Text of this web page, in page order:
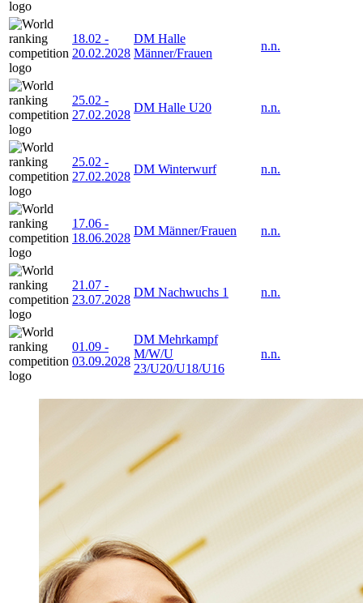
18.02 -
20.02.2028
DM Halle
Männer/Frauen
n.n.
25.02 -
27.02.2028
DM Halle U20 n.n.
25.02 -
27.02.2028
DM Winterwurf n.n.
17.06 -
18.06.2028
DM Männer/Frauen n.n.
21.07 -
23.07.2028
DM Nachwuchs 1 n.n.
01.09 -
03.09.2028
DM Mehrkampf
M/W/U
23/U20/U18/U16
n.n.